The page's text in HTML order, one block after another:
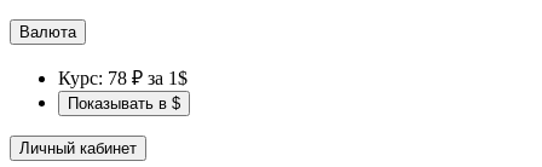
Валюта
Курс: 78 ₽ за 1$
Показывать в $
Личный кабинет